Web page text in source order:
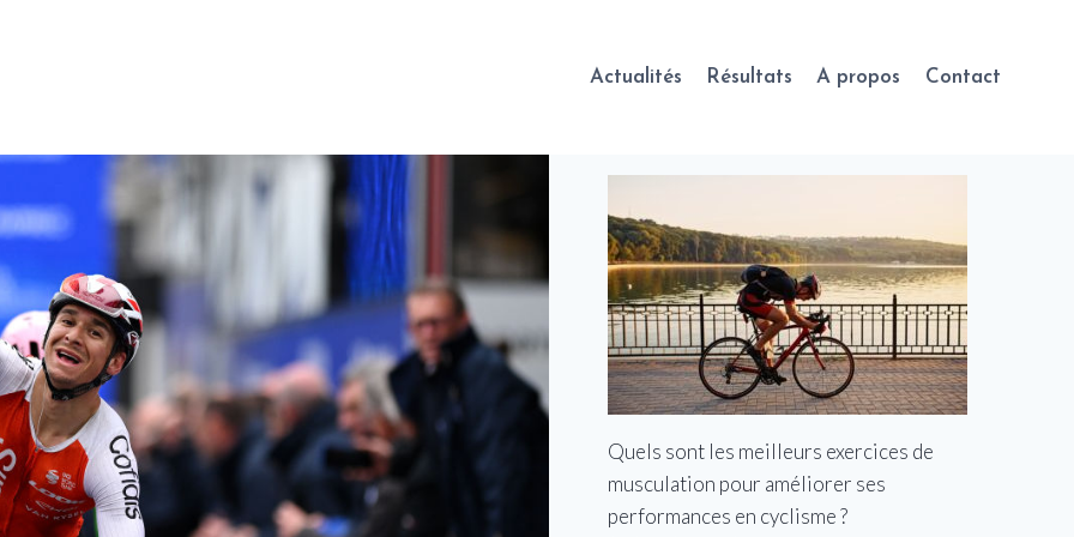
Actualités Résultats A propos Contact
Quels sont les meilleurs exercices de
musculation pour améliorer ses
performances en cyclisme ?